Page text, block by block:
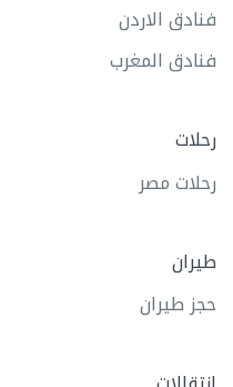
فنادق الاردن
فنادق المغرب
رحلات
رحلات مصر
طيران
حجز طيران